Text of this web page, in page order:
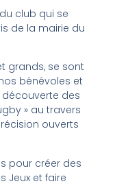
club qui se
de la mairie du
grands, se sont
bénévoles et
des
» au travers
ouverts
pour créer des
Jeux et faire